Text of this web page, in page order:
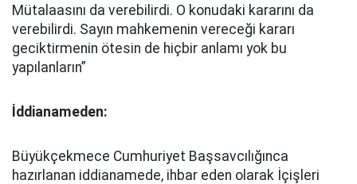
Mütalaasını da verebilirdi. O konudaki kararını da
verebilirdi. Sayın mahkemenin vereceği kararı
geciktirmenin ötesin de hiçbir anlamı yok bu
yapılanların”
İddianameden:
Büyükçekmece Cumhuriyet Başsavcılığınca
hazırlanan iddianamede, ihbar eden olarak İçişleri